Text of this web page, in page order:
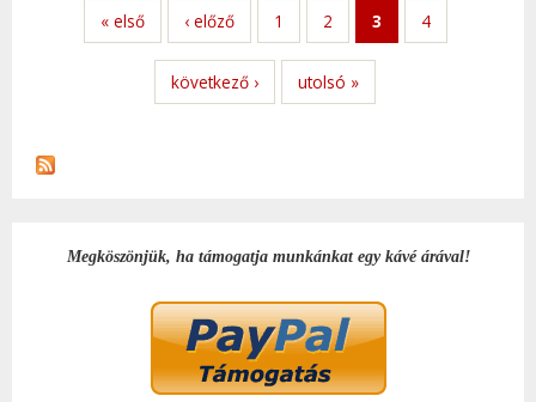
« első ‹ előző 1 2 3 4
következő › utolsó »
Megköszönjük, ha támogatja munkánkat egy kávé árával!